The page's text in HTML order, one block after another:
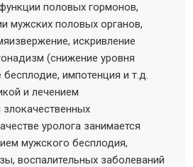
половых гормонов,
мужских половых органов,
искривление
(снижение уровня
импотенция и т.д.
и лечением
уролога занимается
мужского бесплодия,
воспалительных заболеваний